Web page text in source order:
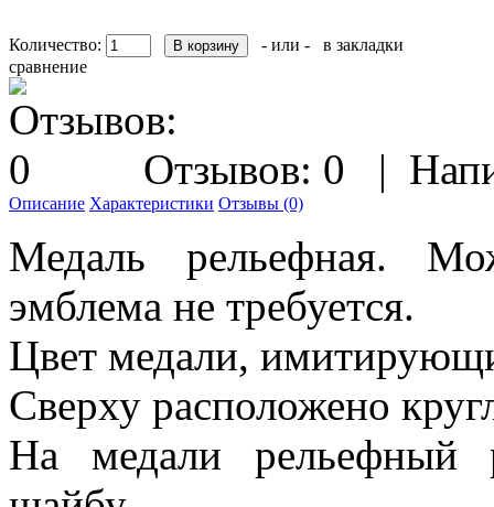
Количество: - или -
в закладки
сравнение
Отзывов: 0 |
Описание Характеристики Отзывы (0)
Медаль рельефная.
эмблема не требуется.
Цвет медали,
Сверху расположено
На медали рельефный